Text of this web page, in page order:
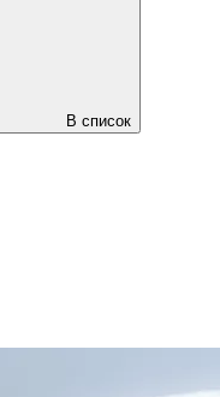
В список